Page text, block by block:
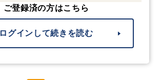
ご登録済の方はこちら
ログインして続きを読む